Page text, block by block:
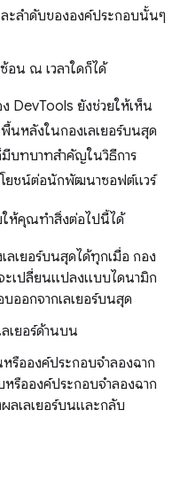
ะลําดับขององค์ประกอบนั้นๆ
น ณ เวลาใดก็ได้
DevTools ยังช่วยให้เห็น
นหลังในกองเลเยอร์บนสุด
บทบาทสำคัญในวิธีการ
โยชน์ต่อนักพัฒนาซอฟต์แวร์
ให้คุณทำสิ่งต่อไปนี้ได้
ลเยอร์บนสุดได้ทุกเมื่อ กอง
ะเปลี่ยนแปลงแบบไดนามิก
ออกจากเลเยอร์บนสุด
เยอร์ด้านบน
รือองค์ประกอบจำลองฉาก
รือองค์ประกอบจำลองฉาก
ลเลเยอร์บนและกลับ